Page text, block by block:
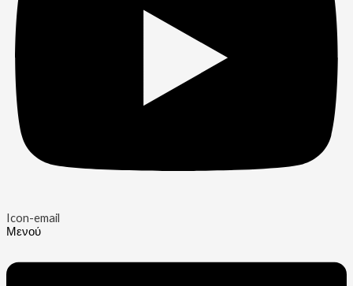
Icon-email
Μενού